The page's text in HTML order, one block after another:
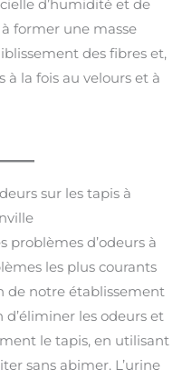
d’humidité et de
former une masse
des fibres et,
la fois au velours et à
sur les tapis à
problèmes d’odeurs à
les plus courants
de notre établissement
d’éliminer les odeurs et
le tapis, en utilisant
sans abimer. L’urine